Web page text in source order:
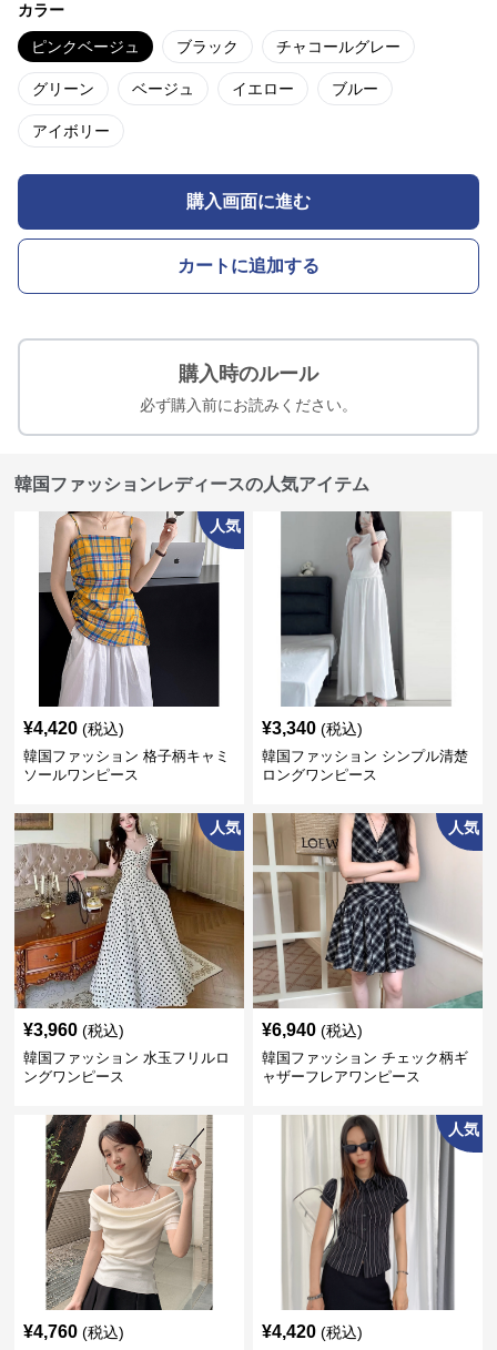
カラー
ピンクベージュ ブラック チャコールグレー
グリーン ベージュ イエロー ブルー
アイボリー
購入画面に進む
カートに追加する
購入時のルール
必ず購入前にお読みください。
韓国ファッションレディースの人気アイテム
人気
¥4,420 (税込)
韓国ファッション 格子柄キャミ
ソールワンピース
¥3,340 (税込)
韓国ファッション シンプル清楚
ロングワンピース
人気
¥3,960 (税込)
韓国ファッション 水玉フリルロ
ングワンピース
人気
¥6,940 (税込)
韓国ファッション チェック柄ギ
ャザーフレアワンピース
¥4,760 (税込)
人気
¥4,420 (税込)